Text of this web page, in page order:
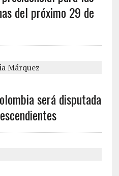
del próximo 29 de
será disputada